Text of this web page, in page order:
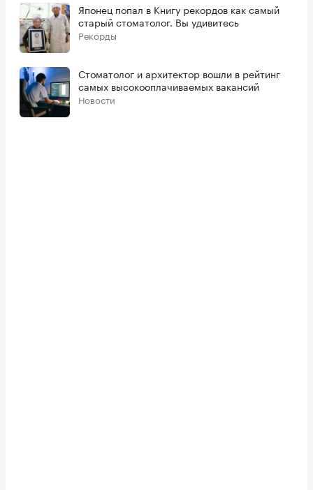
Японец попал в Книгу рекордов как самый
старый стоматолог. Вы удивитесь
Рекорды
Стоматолог и архитектор вошли в рейтинг
самых высокооплачиваемых вакансий
Новости